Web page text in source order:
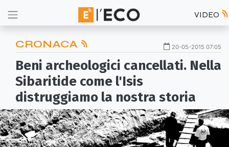
VIDEO
CRONACA 20-05-2015 07:05
Beni archeologici cancellati. Nella
Sibaritide come l'Isis
distruggiamo la nostra storia